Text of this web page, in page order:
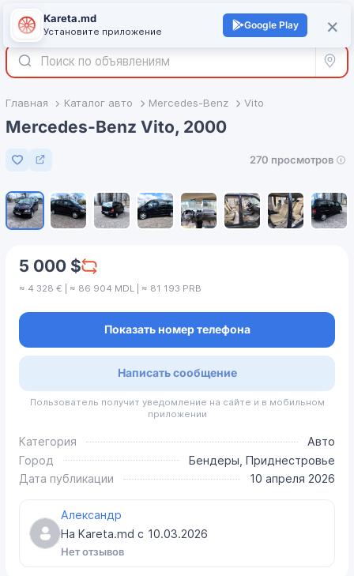
Войти +
Все
Главная Каталог авто Mercedes-Benz Vito
Mercedes-Benz Vito, 2000
Добавить в избранное
270 просмотров
5 000 $
≈ 4 328 € | ≈ 86 904 MDL | ≈ 81 193 PRB
Показать номер телефона
Написать сообщение
Пользователь получит уведомление на сайте и в мобильном
приложении
Категория
Авто
Город
Бендеры, Приднестровье
Дата публикации
10 апреля 2026
Александр
На Kareta.md с 10.03.2026
Нет отзывов
×
Kareta.md
Установите приложение
Google Play